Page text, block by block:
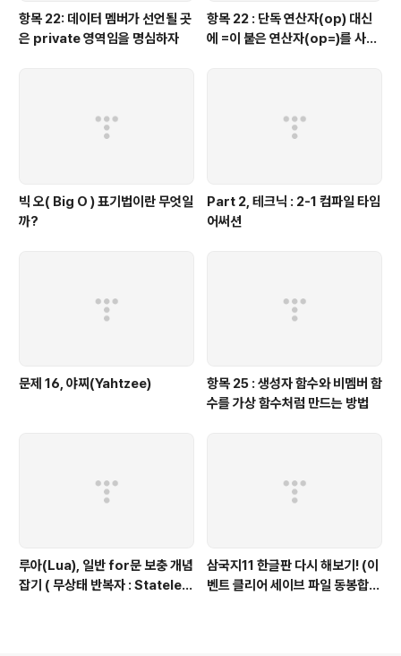
항목 22: 데이터 멤버가 선언될 곳
은 private 영역임을 명심하자
항목 22 : 단독 연산자(op) 대신
에 =이 붙은 연산자(op=)를 사용
빅 오( Big O ) 표기법이란 무엇일
까?
Part 2, 테크닉 : 2-1 컴파일 타임
어써션
문제 16, 야찌(Yahtzee)
항목 25 : 생성자 함수와 비멤버 함
수를 가상 함수처럼 만드는 방법
루아(Lua), 일반 for문 보충 개념
잡기 ( 무상태 반복자 : Stateles
삼국지11 한글판 다시 해보기! (이
벤트 클리어 세이브 파일 동봉합니